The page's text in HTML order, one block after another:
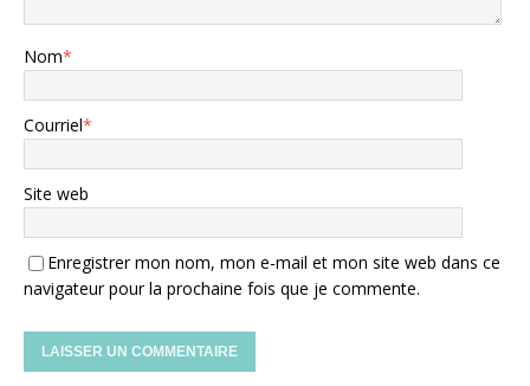
Nom*
Courriel*
Site web
Enregistrer mon nom, mon e-mail et mon site web dans ce
navigateur pour la prochaine fois que je commente.